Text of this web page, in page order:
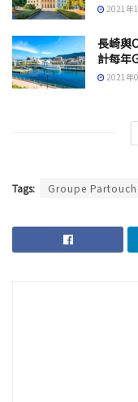
2021年
長崎與
計每年
2021年
Tags: Groupe